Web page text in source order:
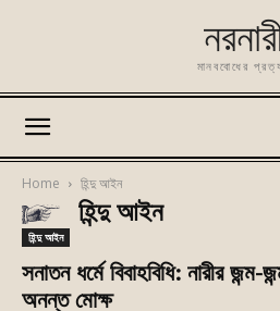
মানববোধের
Home হিন্দু আইন
হিন্দু আইন
হিন্দু আইন
সনাতন ধর্মে বিবাহবিধি: নারীর
অনন্ত মোক্ষ